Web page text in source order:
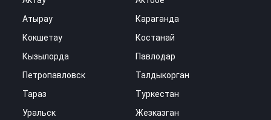
Атырау
Караганда
Кокшетау
Костанай
Кызылорда
Павлодар
Петропавловск
Талдыкорган
Тараз
Туркестан
Уральск
Жезказган